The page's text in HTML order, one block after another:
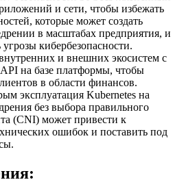
и сети, чтобы избежать
которые может создать
в масштабах предприятия, и
кибербезопасности.
и внешних экосистем с
на базе платформы, чтобы
в области финансов.
эксплуатация Kubernetes на
без выбора правильного
(CNI) может привести к
ошибок и поставить под